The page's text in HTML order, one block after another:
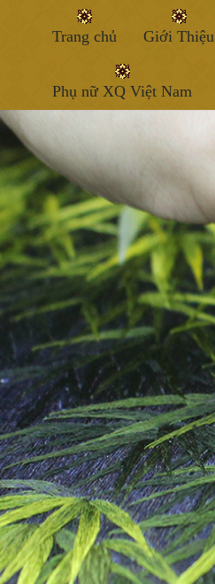
Trang chủ Giới Thiệu
Phụ nữ XQ Việt Nam